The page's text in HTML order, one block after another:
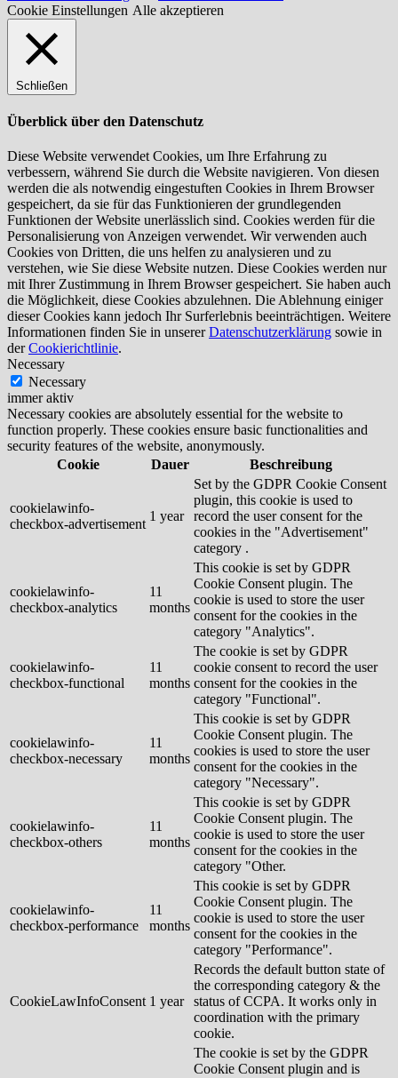
Cookie Einstellungen Alle akzeptieren
Schließen
Überblick über den Datenschutz
Diese Website verwendet Cookies, um Ihre Erfahrung zu
verbessern, während Sie durch die Website navigieren. Von diesen
werden die als notwendig eingestuften Cookies in Ihrem Browser
gespeichert, da sie für das Funktionieren der grundlegenden
Funktionen der Website unerlässlich sind. Cookies werden für die
Personalisierung von Anzeigen verwendet. Wir verwenden auch
Cookies von Dritten, die uns helfen zu analysieren und zu
verstehen, wie Sie diese Website nutzen. Diese Cookies werden nur
mit Ihrer Zustimmung in Ihrem Browser gespeichert. Sie haben auch
die Möglichkeit, diese Cookies abzulehnen. Die Ablehnung einiger
dieser Cookies kann jedoch Ihr Surferlebnis beeinträchtigen. Weitere
Informationen finden Sie in unsererDatenschutzerklärung sowie in
derCookierichtlinie.
Necessary
Necessary
immer aktiv
Necessary cookies are absolutely essential for the website to
function properly. These cookies ensure basic functionalities and
security features of the website, anonymously.
Cookie
Dauer Beschreibung
cookielawinfo-
checkbox-advertisement
1 year
Set by the GDPR Cookie Consent
plugin, this cookie is used to
record the user consent for the
cookies in the "Advertisement"
category .
cookielawinfo-
checkbox-analytics
11
months
This cookie is set by GDPR
Cookie Consent plugin. The
cookie is used to store the user
consent for the cookies in the
category "Analytics".
cookielawinfo-
checkbox-functional
11
months
The cookie is set by GDPR
cookie consent to record the user
consent for the cookies in the
category "Functional".
cookielawinfo-
checkbox-necessary
11
months
This cookie is set by GDPR
Cookie Consent plugin. The
cookies is used to store the user
consent for the cookies in the
category "Necessary".
cookielawinfo-
checkbox-others
11
months
This cookie is set by GDPR
Cookie Consent plugin. The
cookie is used to store the user
consent for the cookies in the
category "Other.
cookielawinfo-
checkbox-performance
11
months
This cookie is set by GDPR
Cookie Consent plugin. The
cookie is used to store the user
consent for the cookies in the
category "Performance".
CookieLawInfoConsent 1 year
Records the default button state of
the corresponding category & the
status of CCPA. It works only in
coordination with the primary
cookie.
The cookie is set by the GDPR
Cookie Consent plugin and is